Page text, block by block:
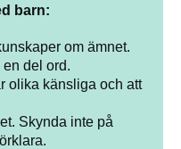
barn:
om ämnet.
del ord.
olika känsliga och att
Skynda inte på